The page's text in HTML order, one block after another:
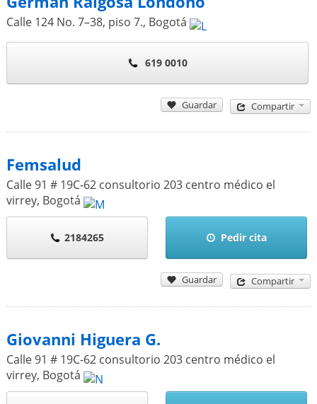
Calle 124 No. 7–38, piso 7., Bogotá
619 0010
Guardar Compartir
Femsalud
Calle 91 # 19C-62 consultorio 203 centro médico el
virrey, Bogotá
2184265 Pedir cita
Guardar Compartir
Giovanni Higuera G.
Calle 91 # 19C-62 consultorio 203 centro médico el
virrey, Bogotá